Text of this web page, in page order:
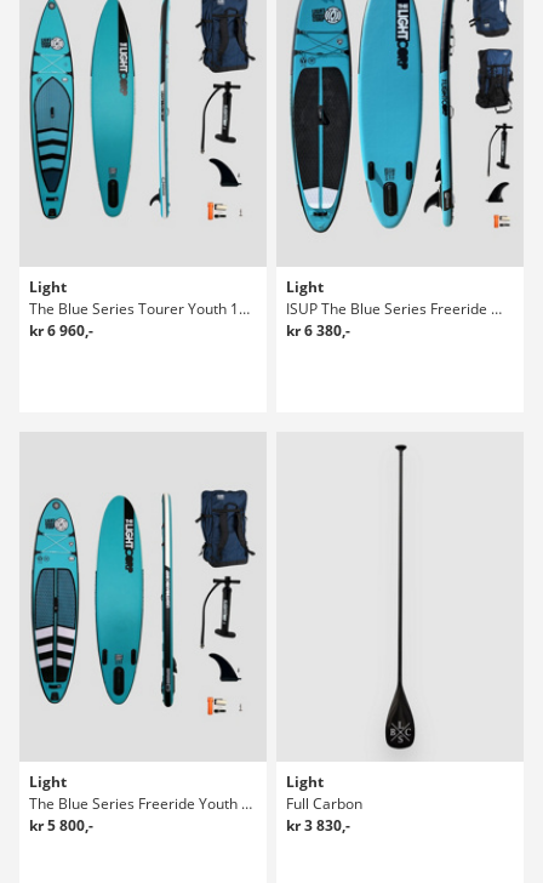
Light
The Blue Series Tourer Youth 10'6 Sup Bräda
kr 6 960,-
Light
ISUP The Blue Series Freeride Wide 9'8 X Sup Bräda
kr 6 380,-
Light
The Blue Series Freeride Youth 9'8 Sup Bräda
kr 5 800,-
Light
Full Carbon
kr 3 830,-